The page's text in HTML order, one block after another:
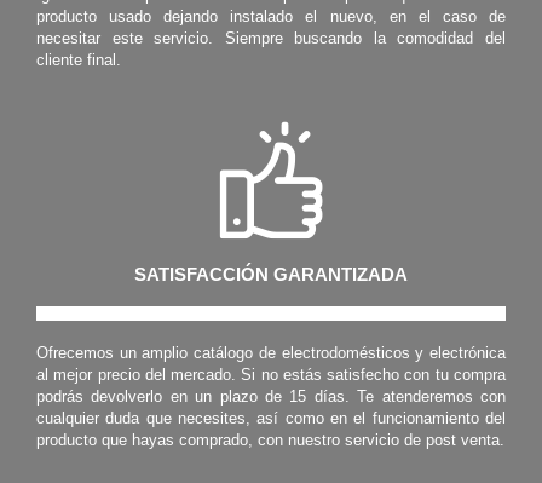
producto usado dejando instalado el nuevo, en el caso de
necesitar este servicio. Siempre buscando la comodidad del
cliente final.
SATISFACCIÓN GARANTIZADA
Ofrecemos un amplio catálogo de electrodomésticos y electrónica
al mejor precio del mercado. Si no estás satisfecho con tu compra
podrás devolverlo en un plazo de 15 días. Te atenderemos con
cualquier duda que necesites, así como en el funcionamiento del
producto que hayas comprado, con nuestro servicio de post venta.